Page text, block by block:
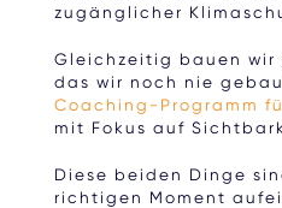
zugänglicher
Gleichzeitig bauen wir
das wir noch nie
Coaching-Programm
mit Fokus auf
Diese beiden Dinge
richtigen Moment